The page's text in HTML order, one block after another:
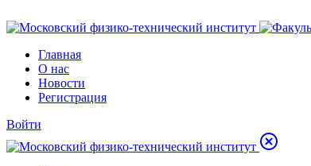
Главная
О нас
Новости
Регистрация
Войти